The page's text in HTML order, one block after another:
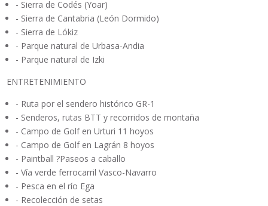
- Sierra de Codés (Yoar)
- Sierra de Cantabria (León Dormido)
- Sierra de Lókiz
- Parque natural de Urbasa-Andia
- Parque natural de Izki
ENTRETENIMIENTO
- Ruta por el sendero histórico GR-1
- Senderos, rutas BTT y recorridos de montaña
- Campo de Golf en Urturi 11 hoyos
- Campo de Golf en Lagrán 8 hoyos
- Paintball ?Paseos a caballo
- Vía verde ferrocarril Vasco-Navarro
- Pesca en el río Ega
- Recolección de setas